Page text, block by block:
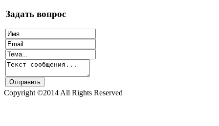
Задать вопрос
Copyright ©2014 All Rights Reserved